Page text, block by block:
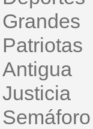
Grandes
Patriotas
Antigua
Justicia
Semáforo